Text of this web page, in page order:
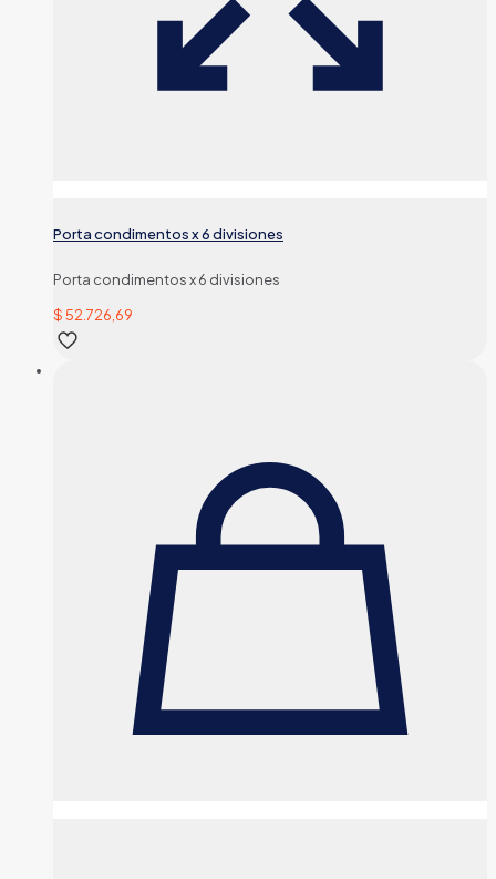
Porta condimentos x 6 divisiones
Porta condimentos x 6 divisiones
$52.726,69